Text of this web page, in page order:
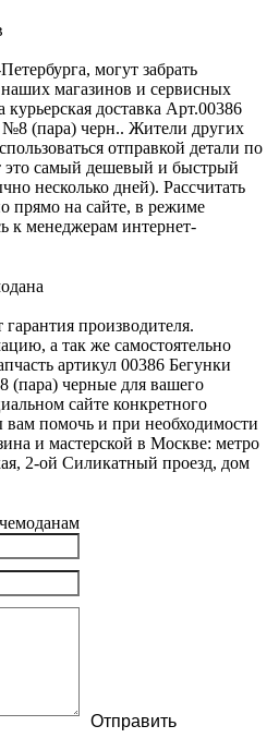
могут забрать
магазинов и сервисных
доставка Арт.00386
№8 (пара) черн.. Жители других
отправкой детали по
самый дешевый и быстрый
несколько дней). Рассчитать
прямо на сайте, в режиме
к менеджерам интернет-
гарантия производителя.
а так же самостоятельно
артикул 00386 Бегунки
(пара) черные для вашего
сайте конкретного
вам помочь и при необходимости
и мастерской в Москве: метро
2-ой Силикатный проезд, дом